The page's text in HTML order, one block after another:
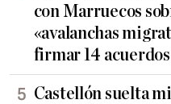
con Marruecos
«avalanchas
firmar 14
Castellón suelta